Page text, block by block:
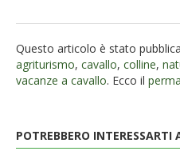
Questo articolo è stato
agriturismo, cavallo, colline,
vacanze a cavallo. Ecco il
POTREBBERO INTERESSARTI